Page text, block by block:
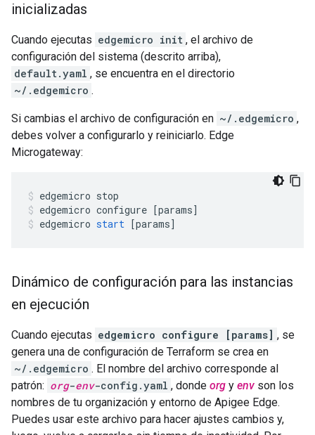
inicializadas
Cuando ejecutas edgemicro init , el archivo de
configuración del sistema (descrito arriba),
default.yaml , se encuentra en el directorio
~/.edgemicro .
Si cambias el archivo de configuración en ~/.edgemicro ,
debes volver a configurarlo y reiniciarlo. Edge
Microgateway:
edgemicro stop
edgemicro configure [params]
edgemicro start [params]
Dinámico de configuración para las instancias
en ejecución
Cuando ejecutas edgemicro configure [params] , se
genera una de configuración de Terraform se crea en
~/.edgemicro . El nombre del archivo corresponde al
patrón: org-env-config.yaml , donde org y env son los
nombres de tu organización y entorno de Apigee Edge.
Puedes usar este archivo para hacer ajustes cambios y,